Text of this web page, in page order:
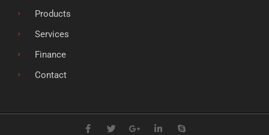
Products
Services
Finance
Contact
F
a
T
w
G
o
L
i
S
k